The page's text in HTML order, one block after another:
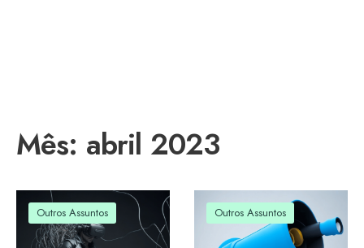
Mês: abril 2023
Outros Assuntos Outros Assuntos